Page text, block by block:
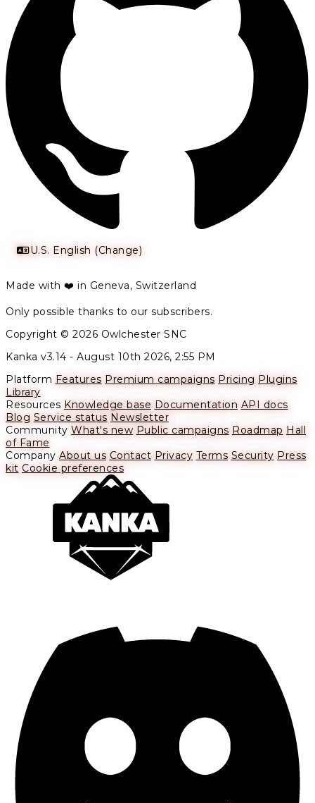
U.S. English (Change)
Made with ❤️ in Geneva, Switzerland
Only possible thanks to our subscribers.
Copyright © 2026 Owlchester SNC
Kanka v3.14 - August 10th 2026, 2:55 PM
Platform Features Premium campaigns Pricing Plugins
Library
Resources Knowledge base Documentation API docs
Blog Service status Newsletter
Community What's new Public campaigns Roadmap Hall
of Fame
Company About us Contact Privacy Terms Security Press
kit Cookie preferences